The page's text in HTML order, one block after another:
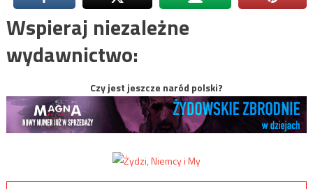
Wspieraj niezależne
wydawnictwo:
Czy jest jeszcze naród polski?